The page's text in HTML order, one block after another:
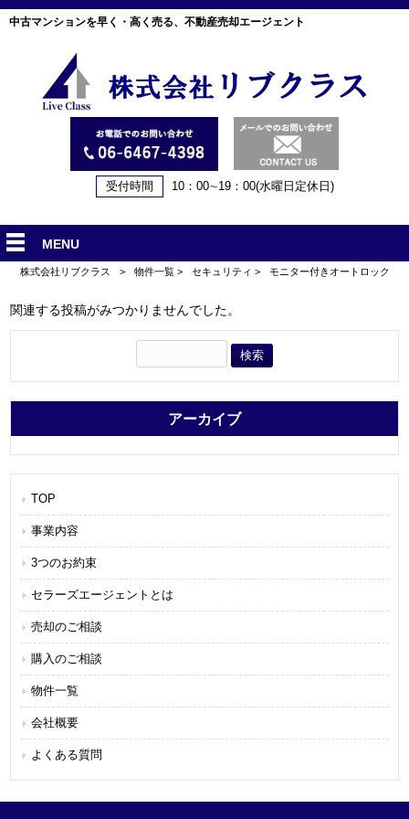
中古マンションを早く・高く売る、不動産売却エージェント
受付時間 10：00∼19：00(水曜日定休日)
MENU
株式会社リブクラス > 物件一覧 > セキュリティ > モニター付きオートロック
関連する投稿がみつかりませんでした。
アーカイブ
TOP
事業内容
3つのお約束
セラーズエージェントとは
売却のご相談
購入のご相談
物件一覧
会社概要
よくある質問